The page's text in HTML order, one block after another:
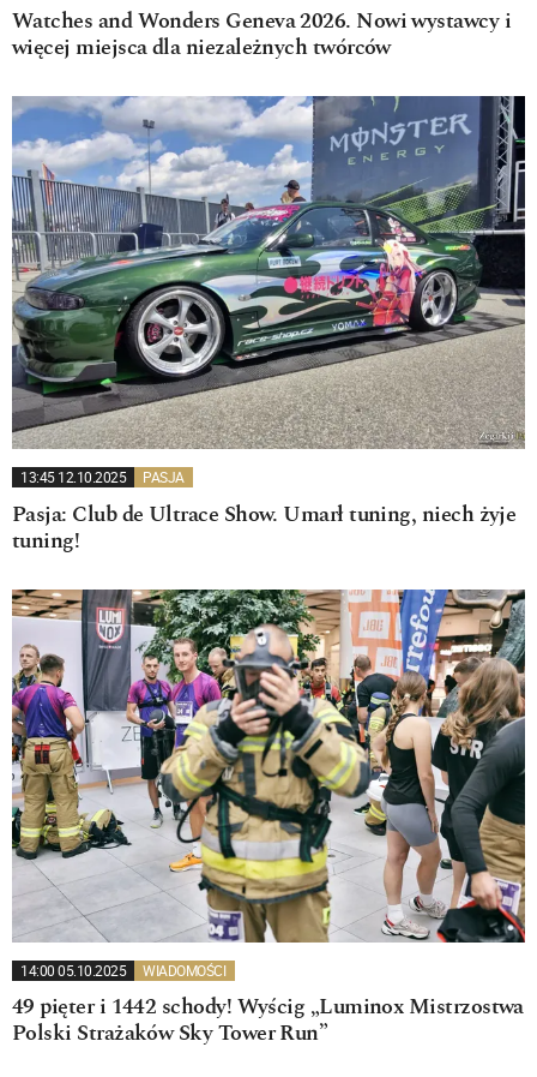
Watches and Wonders Geneva 2026. Nowi wystawcy i
więcej miejsca dla niezależnych twórców
13:45 12.10.2025 PASJA
Pasja: Club de Ultrace Show. Umarł tuning, niech żyje
tuning!
14:00 05.10.2025 WIADOMOŚCI
49 pięter i 1442 schody! Wyścig „Luminox Mistrzostwa
Polski Strażaków Sky Tower Run”